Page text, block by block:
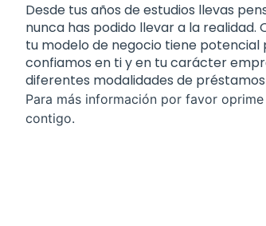
Desde tus años de estudios llevas
nunca has podido llevar a la
tu modelo de negocio tiene potencial
confiamos en ti y en tu carácter
diferentes modalidades de
Para más información por favor
contigo.